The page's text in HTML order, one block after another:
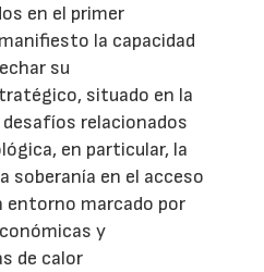
en el primer
la capacidad
su
situado en la
relacionados
en particular, la
soberanía en el acceso
entorno marcado por
y
de calor